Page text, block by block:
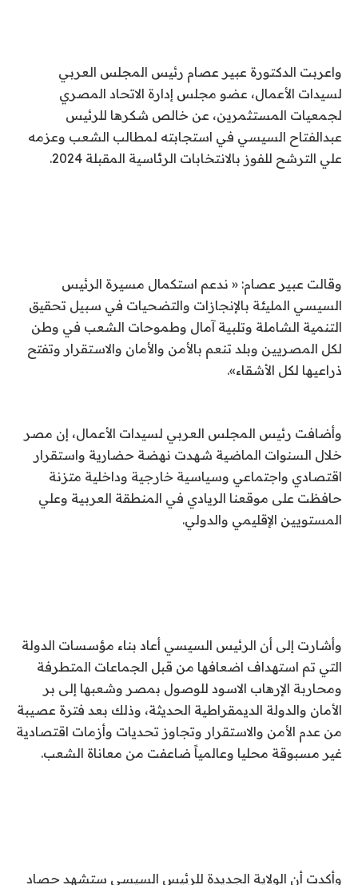
واعربت الدكتورة عبير عصام رئيس المجلس العربي
لسيدات الأعمال، عضو مجلس إدارة الاتحاد المصري
لجمعيات المستثمرين، عن خالص شكرها للرئيس
عبدالفتاح السيسي في استجابته لمطالب الشعب وعزمه
علي الترشح للفوز بالانتخابات الرئاسية المقبلة 2024.
وقالت عبير عصام: « ندعم استكمال مسيرة الرئيس
السيسي المليئة بالإنجازات والتضحيات في سبيل تحقيق
التنمية الشاملة وتلبية آمال وطموحات الشعب في وطن
لكل المصريين وبلد تنعم بالأمن والأمان والاستقرار وتفتح
ذراعيها لكل الأشقاء».
وأضافت رئيس المجلس العربي لسيدات الأعمال، إن مصر
خلال السنوات الماضية شهدت نهضة حضارية واستقرار
اقتصادي واجتماعي وسياسية خارجية وداخلية متزنة
حافظت على موقعنا الريادي في المنطقة العربية وعلي
المستويين الإقليمي والدولي.
وأشارت إلى أن الرئيس السيسي أعاد بناء مؤسسات الدولة
التي تم استهداف اضعافها من قبل الجماعات المتطرفة
ومحاربة الإرهاب الاسود للوصول بمصر وشعبها إلى بر
الأمان والدولة الديمقراطية الحديثة، وذلك بعد فترة عصيبة
من عدم الأمن والاستقرار وتجاوز تحديات وأزمات اقتصادية
غير مسبوقة محليا وعالمياً ضاعفت من معاناة الشعب.
وأكدت أن الولاية الجديدة للرئيس السيسي ستشهد حصاد